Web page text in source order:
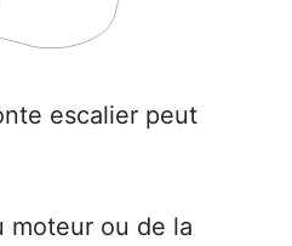
escalier peut
moteur ou de la